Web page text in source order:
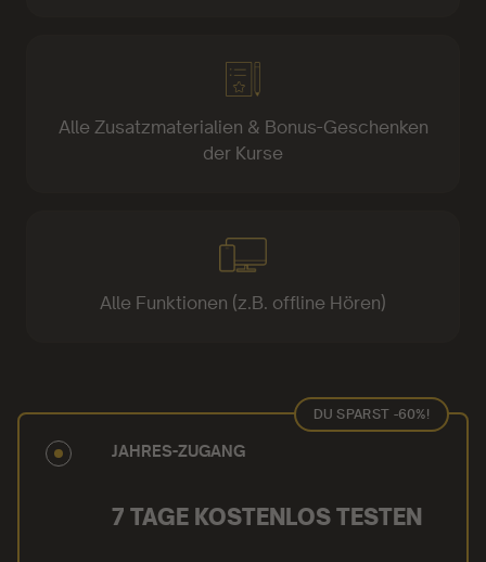
Alle Zusatzmaterialien & Bonus-Geschenken
der Kurse
Alle Funktionen (z.B. offline Hören)
JAHRES-ZUGANG
7 TAGE KOSTENLOS TESTEN
DU SPARST -60%!